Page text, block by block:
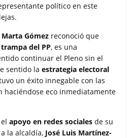
político en este
Marta Gómez reconoció que
trampa del PP, es una
continuar el Pleno sin el
sentido laestrategia electoral
un éxito innegable con las
haciéndose eco inmediatamente
elapoyo en redes sociales de su
la alcaldía, José Luis Martínez-